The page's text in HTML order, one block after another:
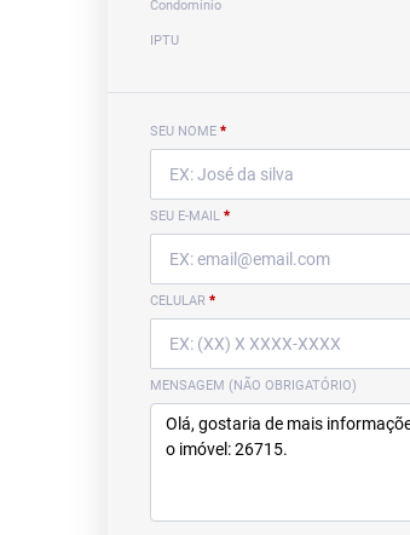
Condomínio
IPTU
SEU NOME *
SEU E-MAIL *
CELULAR *
MENSAGEM (NÃO OBRIGATÓRIO)